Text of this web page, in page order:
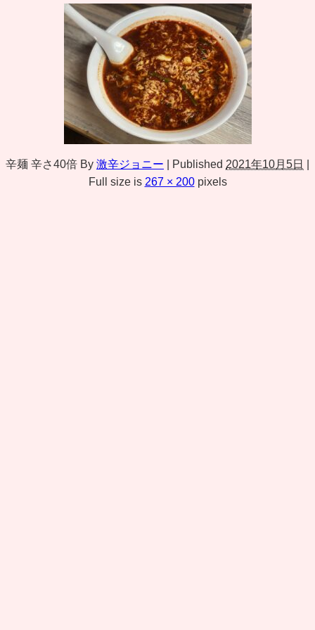
辛麺 辛さ40倍 By 激辛ジョニー Published 2021年10月5日
Full size is 267 × 200pixels